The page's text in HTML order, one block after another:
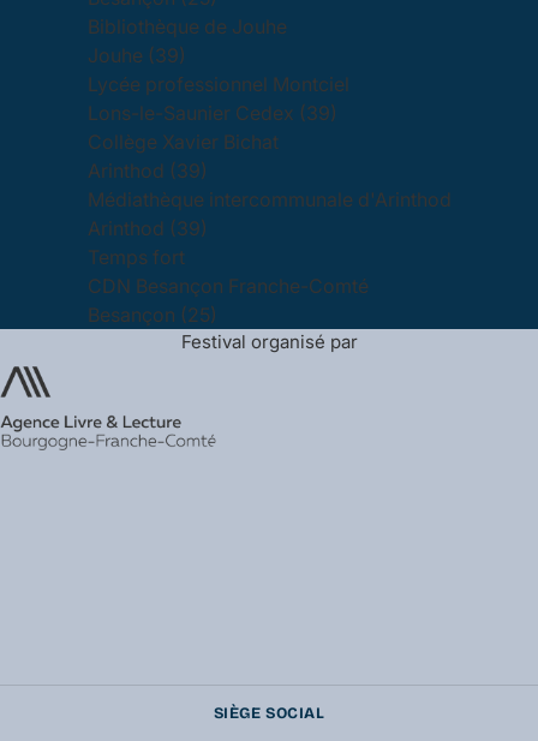
Bibliothèque de Jouhe
Jouhe (39)
Lycée professionnel Montciel
Lons-le-Saunier Cedex (39)
Collège Xavier Bichat
Arinthod (39)
Médiathèque intercommunale d'Arinthod
Arinthod (39)
Temps fort
CDN Besançon Franche-Comté
Besançon (25)
Festival organisé par
SIÈGE SOCIAL